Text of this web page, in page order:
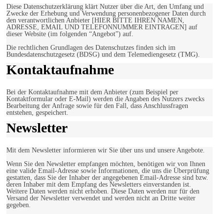
Diese Datenschutzerklärung klärt Nutzer über die Art, den Umfang und
Zwecke der Erhebung und Verwendung personenbezogener Daten durch
den verantwortlichen Anbieter [HIER BITTE IHREN NAMEN,
ADRESSE, EMAIL UND TELEFONNUMMER EINTRAGEN] auf
dieser Website (im folgenden “Angebot”) auf.
Die rechtlichen Grundlagen des Datenschutzes finden sich im
Bundesdatenschutzgesetz (BDSG) und dem Telemediengesetz (TMG).
Kontaktaufnahme
Bei der Kontaktaufnahme mit dem Anbieter (zum Beispiel per
Kontaktformular oder E-Mail) werden die Angaben des Nutzers zwecks
Bearbeitung der Anfrage sowie für den Fall, dass Anschlussfragen
entstehen, gespeichert.
Newsletter
Mit dem Newsletter informieren wir Sie über uns und unsere Angebote.
Wenn Sie den Newsletter empfangen möchten, benötigen wir von Ihnen
eine valide Email-Adresse sowie Informationen, die uns die Überprüfung
gestatten, dass Sie der Inhaber der angegebenen Email-Adresse sind bzw.
deren Inhaber mit dem Empfang des Newsletters einverstanden ist.
Weitere Daten werden nicht erhoben. Diese Daten werden nur für den
Versand der Newsletter verwendet und werden nicht an Dritte weiter
gegeben.